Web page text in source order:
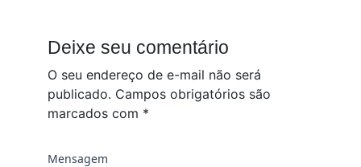
Deixe seu comentário
O seu endereço de e-mail não será
publicado. Campos obrigatórios são
marcados com *
Mensagem